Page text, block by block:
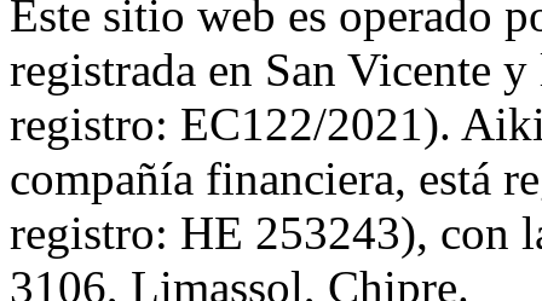
Este sitio web es operado
registrada en San Vicente
registro: EC122/2021).
compañía financiera, está
registro: HE 253243), con
3106, Limassol, Chipre.